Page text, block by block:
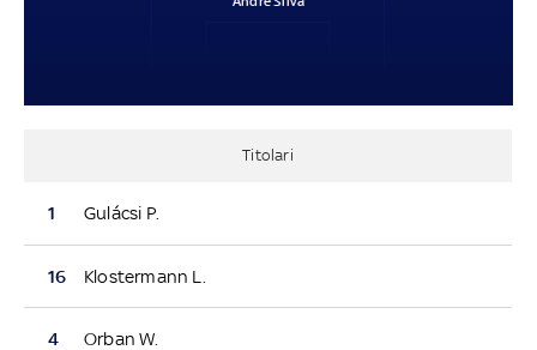
Titolari
1 Gulácsi P.
16 Klostermann L.
4 Orban W.